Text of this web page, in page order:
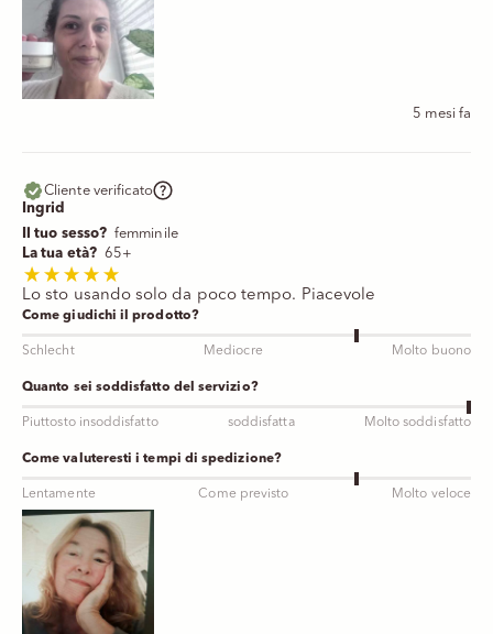
5 mesi fa
Cliente verificato
Ingrid
Il tuo sesso? femminile
La tua età? 65+
Lo sto usando solo da poco tempo. Piacevole
Come giudichi il prodotto?
Schlecht Mediocre Molto buono
Quanto sei soddisfatto del servizio?
Piuttosto insoddisfatto soddisfatta Molto soddisfatto
Come valuteresti i tempi di spedizione?
Lentamente Come previsto Molto veloce